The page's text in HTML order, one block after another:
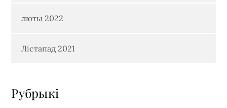
люты 2022
Лістапад 2021
Рубрыкi